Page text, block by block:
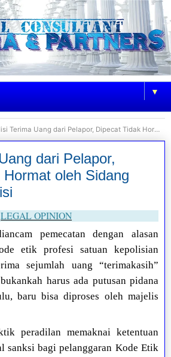
▼
Terima Uang dari Pelapor, Dipecat Tidak Hormat oleh Sidang Kode Etik Polisi
dari Pelapor,
oleh Sidang
LEGAL OPINION
pemecatan dengan alasan
etik profesi satuan kepolisian
sejumlah uang “terimakasih”
harus ada putusan pidana
baru bisa diproses oleh majelis
peradilan memaknai ketentuan
sanksi bagi pelanggaran Kode Etik